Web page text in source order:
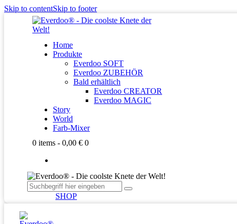
Skip to contentSkip to footer
Home
Produkte
Everdoo SOFT
Everdoo ZUBEHÖR
Bald erhältlich
Everdoo CREATOR
Everdoo MAGIC
Story
World
Farb-Mixer
0 items - 0,00 € 0
SHOP